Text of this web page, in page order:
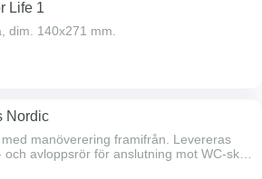
Life 1
dim. 140x271 mm.
Nordic
manöverering framifrån. Levereras
och avloppsrör för anslutning mot WC-skål,